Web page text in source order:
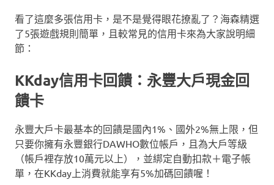
看了這麼多張信用卡，是不是覺得眼花撩亂了？海森精選
了5張遊戲規則簡單，且較常見的信用卡來為大家說明細
節：
KKday信用卡回饋：永豐大戶現金回
饋卡
永豐大戶卡最基本的回饋是國內1%、國外2%無上限，但
只要你擁有永豐銀行DAWHO數位帳戶，且為大戶等級
（帳戶裡存放10萬元以上），並綁定自動扣款＋電子帳
單，在KKday上消費就能享有5%加碼回饋喔！